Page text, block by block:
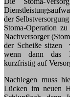
der
Stoma-Operation
Nachversorger
der Scheiße sitzen
wenn dann das
kurzfristig auf
Nachlegen muss
Lücken im neuen